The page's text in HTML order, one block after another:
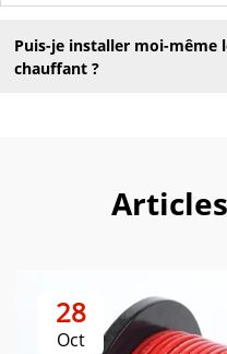
Puis-je installer moi-même
chauffant ?
28
Oct